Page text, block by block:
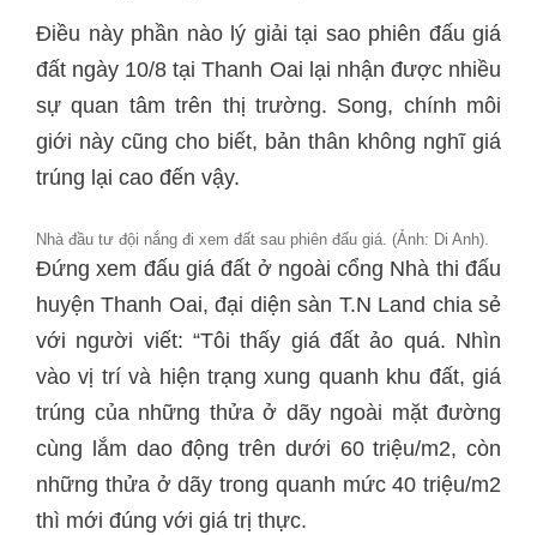
Điều này phần nào lý giải tại sao phiên đấu giá
đất ngày 10/8 tại Thanh Oai lại nhận được nhiều
sự quan tâm trên thị trường. Song, chính môi
giới này cũng cho biết, bản thân không nghĩ giá
trúng lại cao đến vậy.
Nhà đầu tư đội nắng đi xem đất sau phiên đấu giá. (Ảnh: Di Anh).
Đứng xem đấu giá đất ở ngoài cổng Nhà thi đấu
huyện Thanh Oai, đại diện sàn T.N Land chia sẻ
với người viết: “Tôi thấy giá đất ảo quá. Nhìn
vào vị trí và hiện trạng xung quanh khu đất, giá
trúng của những thửa ở dãy ngoài mặt đường
cùng lắm dao động trên dưới 60 triệu/m2, còn
những thửa ở dãy trong quanh mức 40 triệu/m2
thì mới đúng với giá trị thực.